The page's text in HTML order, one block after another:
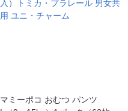
マミーポコ おむつ パンツ